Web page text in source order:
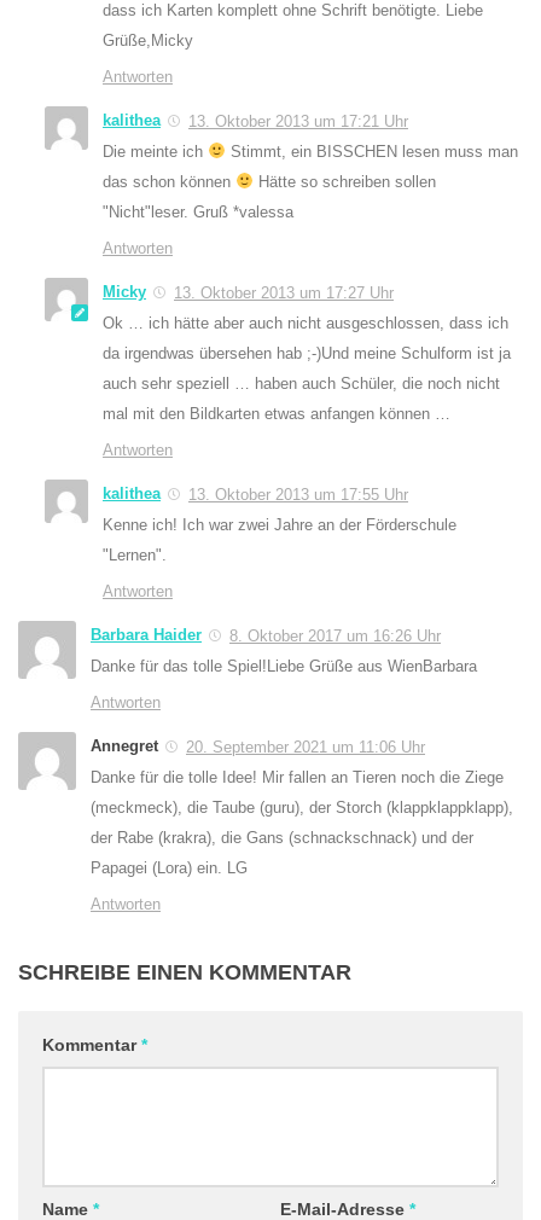
dass ich Karten komplett ohne Schrift benötigte. Liebe
Grüße,Micky
Antworten
kalithea
13. Oktober 2013 um 17:21 Uhr
Die meinte ich
Stimmt, ein BISSCHEN lesen muss man
das schon können
Hätte so schreiben sollen
"Nicht"leser. Gruß *valessa
Antworten
Micky
13. Oktober 2013 um 17:27 Uhr
Ok … ich hätte aber auch nicht ausgeschlossen, dass ich
da irgendwas übersehen hab ;-)Und meine Schulform ist ja
auch sehr speziell … haben auch Schüler, die noch nicht
mal mit den Bildkarten etwas anfangen können …
Antworten
kalithea
13. Oktober 2013 um 17:55 Uhr
Kenne ich! Ich war zwei Jahre an der Förderschule
"Lernen".
Antworten
Barbara Haider
8. Oktober 2017 um 16:26 Uhr
Danke für das tolle Spiel!Liebe Grüße aus WienBarbara
Antworten
Annegret
20. September 2021 um 11:06 Uhr
Danke für die tolle Idee! Mir fallen an Tieren noch die Ziege
(meckmeck), die Taube (guru), der Storch (klappklappklapp),
der Rabe (krakra), die Gans (schnackschnack) und der
Papagei (Lora) ein. LG
Antworten
SCHREIBE EINEN KOMMENTAR
Kommentar*
Name * E-Mail-Adresse *